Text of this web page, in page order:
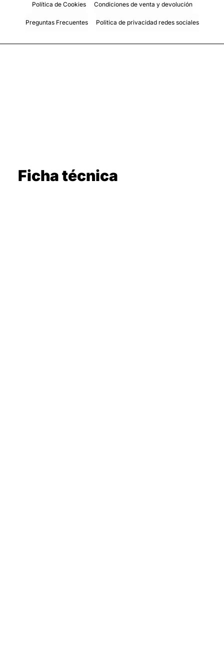
Política de Cookies Condiciones de venta y devolución
Preguntas Frecuentes Politica de privacidad redes sociales
Ficha técnica